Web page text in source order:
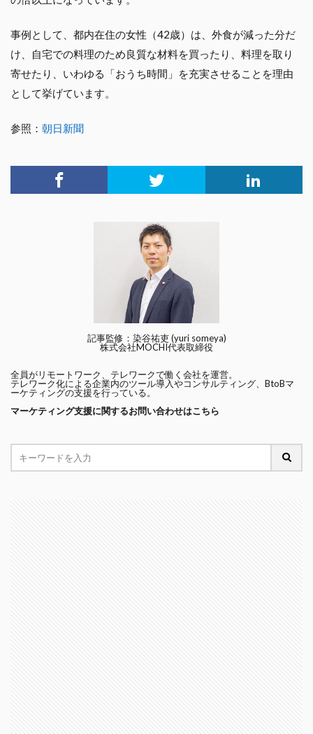
事例として、都内在住の女性（42歳）は、外食が減った分だ
け、自宅での料理のため良質な材料を買ったり、料理を取り
寄せたり、いわゆる「おうち時間」を充実させることを理由
として挙げています。
参照： 朝日新聞
記事監修：染谷祐吏 (yuri someya)
株式会社MOCHI代表取締役
全員がリモートワーク、テレワークで働く会社を運営。
テレワーク化による企業内のツール導入やコンサルティング、BtoBマ
ーケティングの支援を行っている。
マーケティング支援に関するお問い合わせはこちら